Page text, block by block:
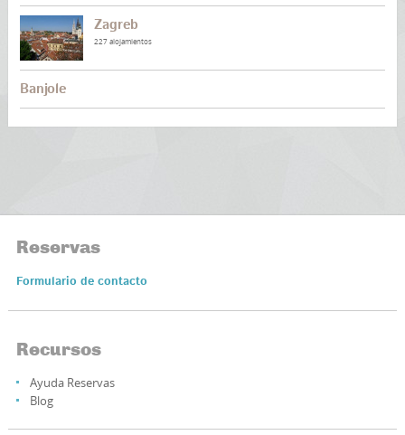
Zagreb
227 alojamientos
Banjole
Reservas
Formulario de contacto
Recursos
Ayuda Reservas
Blog